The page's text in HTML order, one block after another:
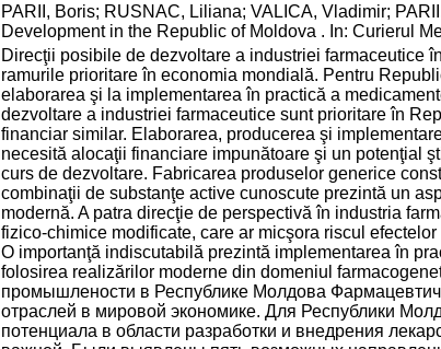
PARII, Boris; RUSNAC, Liliana; VALICA, Vladimir;
Development in the Republic of Moldova . In: Curierul
Direcţii posibile de dezvoltare a industriei farmaceutice
ramurile prioritare în economia mondială. Pentru
elaborarea şi la implementarea în practică a
dezvoltare a industriei farmaceutice sunt prioritare în
financiar similar. Elaborarea, producerea şi
necesită alocaţii financiare impunătoare şi un potenţial
curs de dezvoltare. Fabricarea produselor generice
combinaţii de substanţe active cunoscute prezintă un
modernă. A patra direcţie de perspectivă în industria
fizico-chimice modificate, care ar micşora riscul
O importanţă indiscutabilă prezintă implementarea în
folosirea realizărilor moderne din domeniul
промышлености в Республике Молдова
отраслей в мировой экономике. Для Республики
потенциала в области разработки и внедрения